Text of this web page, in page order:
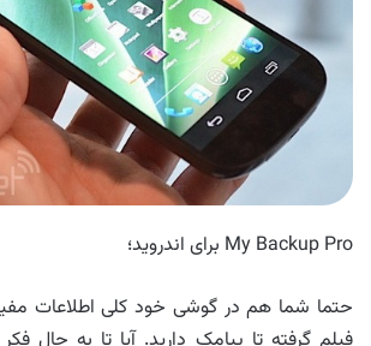
My Backup Pro برای اندروید؛
حتما شما هم در گوشی خود کلی اطلاعات